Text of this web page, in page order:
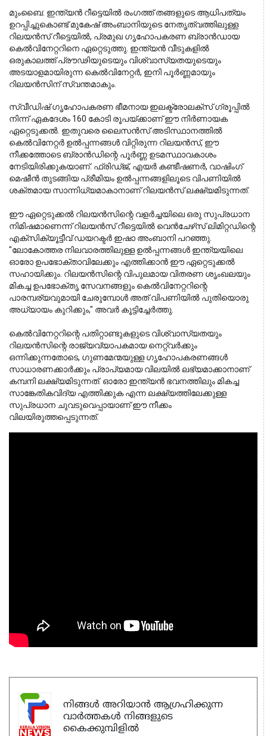
മുംബൈ: ഇന്ത്യൻ റീട്ടെയിൽ രംഗത്ത് തങ്ങളുടെ ആധിപത്യം
ഉറപ്പിച്ചുകൊണ്ട് മുകേഷ് അംബാനിയുടെ നേതൃത്വത്തിലുള്ള
റിലയൻസ് റീട്ടെയിൽ, പ്രമുഖ ഗൃഹോപകരണ ബ്രാൻഡായ
കെൽവിനേറ്ററിനെ ഏറ്റെടുത്തു. ഇന്ത്യൻ വീടുകളിൽ
ഒരുകാലത്ത് പ്രൗഢിയുടെയും വിശ്വാസ്യതയുടെയും
അടയാളമായിരുന്ന കെൽവിനേറ്റർ, ഇനി പൂർണ്ണമായും
റിലയൻസിന് സ്വന്തമാകും.
സ്വീഡിഷ് ഗൃഹോപകരണ ഭീമനായ ഇലക്ട്രോലക്സ് ഗ്രൂപ്പിൽ
നിന്ന് ഏകദേശം 160 കോടി രൂപയ്ക്കാണ് ഈ നിർണായക
ഏറ്റെടുക്കൽ. ഇതുവരെ ലൈസൻസ് അടിസ്ഥാനത്തിൽ
കെൽവിനേറ്റർ ഉൽപ്പന്നങ്ങൾ വിറ്റിരുന്ന റിലയൻസ്, ഈ
നീക്കത്തോടെ ബ്രാൻഡിന്റെ പൂർണ്ണ ഉടമസ്ഥാവകാശം
നേടിയിരിക്കുകയാണ്. ഫ്രിഡ്ജ്, എയർ കണ്ടീഷണർ, വാഷിംഗ്
മെഷീൻ തുടങ്ങിയ പ്രീമിയം ഉൽപ്പന്നങ്ങളിലൂടെ വിപണിയിൽ
ശക്തമായ സാന്നിധ്യമാകാനാണ് റിലയൻസ് ലക്ഷ്യമിടുന്നത്.
ഈ ഏറ്റെടുക്കൽ റിലയൻസിന്റെ വളർച്ചയിലെ ഒരു സുപ്രധാന
നിമിഷമാണെന്ന് റിലയൻസ് റീട്ടെയിൽ വെൻചേഴ്‌സ് ലിമിറ്റഡിന്റെ
എക്സിക്യൂട്ടീവ് ഡയറക്ടർ ഇഷാ അംബാനി പറഞ്ഞു.
"ലോകോത്തര നിലവാരത്തിലുള്ള ഉൽപ്പന്നങ്ങൾ ഇന്ത്യയിലെ
ഓരോ ഉപഭോക്താവിലേക്കും എത്തിക്കാൻ ഈ ഏറ്റെടുക്കൽ
സഹായിക്കും. റിലയൻസിന്റെ വിപുലമായ വിതരണ ശൃംഖലയും
മികച്ച ഉപഭോക്തൃ സേവനങ്ങളും കെൽവിനേറ്ററിന്റെ
പാരമ്പര്യവുമായി ചേരുമ്പോൾ അത് വിപണിയിൽ പുതിയൊരു
അധ്യായം കുറിക്കും," അവർ കൂട്ടിച്ചേർത്തു.
കെൽവിനേറ്ററിന്റെ പതിറ്റാണ്ടുകളുടെ വിശ്വാസ്യതയും
റിലയൻസിന്റെ രാജ്യവ്യാപകമായ നെറ്റ്‌വർക്കും
ഒന്നിക്കുന്നതോടെ, ഗുണമേന്മയുള്ള ഗൃഹോപകരണങ്ങൾ
സാധാരണക്കാർക്കും പ്രാപ്യമായ വിലയിൽ ലഭ്യമാക്കാനാണ്
കമ്പനി ലക്ഷ്യമിടുന്നത്. ഓരോ ഇന്ത്യൻ ഭവനത്തിലും മികച്ച
സാങ്കേതികവിദ്യ എത്തിക്കുക എന്ന ലക്ഷ്യത്തിലേക്കുള്ള
സുപ്രധാന ചുവടുവെപ്പായാണ് ഈ നീക്കം
വിലയിരുത്തപ്പെടുന്നത്.
നിങ്ങൾ അറിയാൻ ആഗ്രഹിക്കുന്ന
വാർത്തകൾ നിങ്ങളുടെ
കൈക്കുമ്പിളിൽ